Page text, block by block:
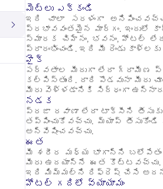
మెట్లు ఎక్కండి
ఇది చాలా సరళంగా
ప్రభావవంతమైన మార్గం. ఇందులో
స్మారక చిహ్నం, భవనం, హోటల్
ప్రారంభించండి. ఇది మీ రెండు
హైక్
పర్వతాల మీదుగా లేదా గ్రామీణ
కల్పిస్తుంది. దారి పొడవునా మీరు
మీరు వెళ్ళడానికి సిద్ధంగా
నడక
ప్రజా రవాణా లేదా టాక్సీని తీసుకునే
తప్పించుకోవచ్చు. మ్యాప్
అన్వేషించవచ్చు.
ఈత
మీ శరీర మధ్య భాగాన్ని బలోపేతం
మీరు ఉదయాన్నే ఈత కొట్టవచ్చు.
ఇది మిమ్మల్ని రిఫ్రెష్ చేసే
హోటల్ గదిలో వ్యాయామం